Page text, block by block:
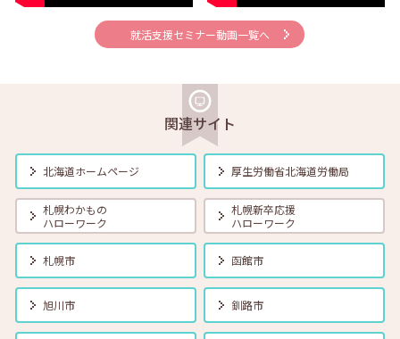
【北見・対面】3月7日（金）就勝塾 「職業興味検査」 13:30～
【札幌・対面】3月12日（水）面接力UP！本番で役立つ面接練習
2025年03月01日(土) セミナー 在職者 学生 求職者
【北見・対面】3月13日（木）就勝塾 「落ち込んだ気分をコントロー
ルする方法」 13:30～14:30
2025年03月01日(土) 在職者 学生
【オンライン】3月18日（火）就職活動のススメ方 14:00～14:30
2025年03月01日(土) セミナー 在職者 学生 求職者
就活支援セミナー動画一覧へ
関連サイト
北海道ホームページ 厚生労働省北海道労働局
札幌わかもの
ハローワーク
札幌新卒応援
ハローワーク
札幌市 函館市
旭川市 釧路市